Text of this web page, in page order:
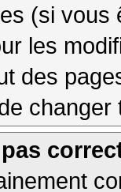
(si
les
des